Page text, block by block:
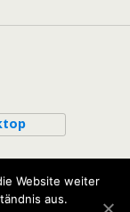
Website weiter
aus.